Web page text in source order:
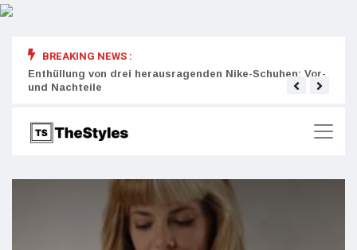
BREAKING NEWS :
Enthüllung von drei herausragenden Nike-Schuhen: Vor-
und Nachteile